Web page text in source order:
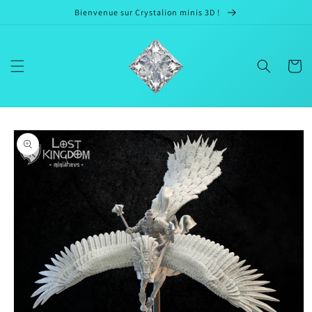
Bienvenue sur Crystalion minis 3D !
Panier
Passer aux
informations
produits